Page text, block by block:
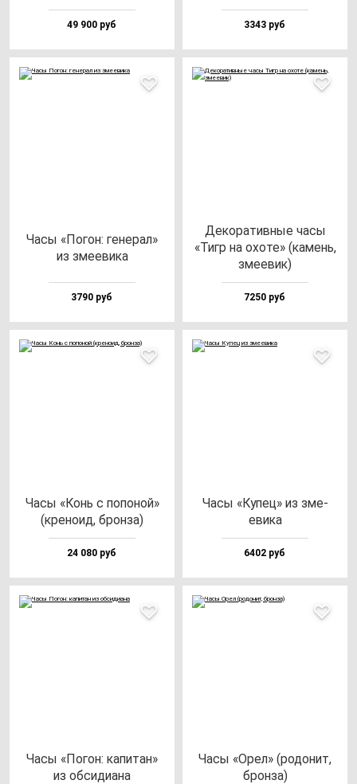
49 900 руб 3343 руб
Часы «Погон: ге­не­рал»
из зме­еви­ка
3790 руб
Деко­ра­тив­ные ча­сы
«Тигр на охо­те» (ка­мень,
зме­евик)
7250 руб
Часы «Конь с по­по­ной»
(кре­но­ид, брон­за)
24 080 руб
Часы «Купец» из зме­
еви­ка
6402 руб
Часы «Погон: ка­пи­тан»
из об­си­ди­ана
Часы «Орел» (ро­до­нит,
брон­за)